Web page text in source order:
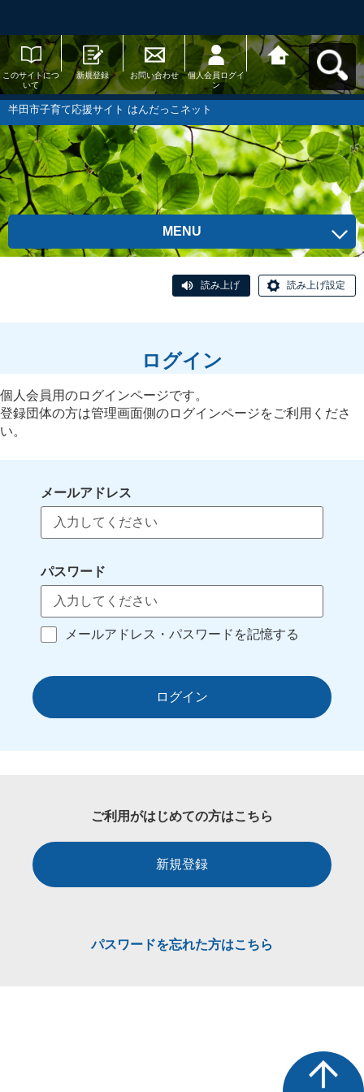
このサイトにつ
いて
新規登録 お問い合わせ
個人会員ログイ
ン
半田市子育て応
援サイト はんだ
っこネットへ戻
半田市子育て応援サイト はんだっこネット
MENU
読み上げ 読み上げ設定
ログイン
個人会員用のログインページです。
登録団体の方は管理画面側のログインページをご利用くださ
い。
メールアドレス
パスワード
メールアドレス・パスワードを記憶する
ログイン
ご利用がはじめての方はこちら
新規登録
パスワードを忘れた方はこちら